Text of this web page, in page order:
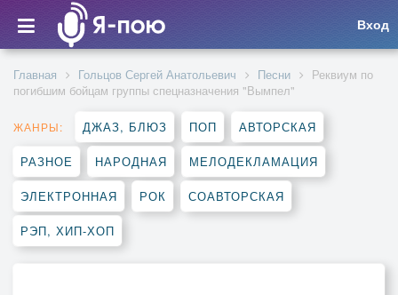
Вход
Главная Гольцов Сергей Анатольевич Песни
Реквиум по
погибшим бойцам группы спецназначения "Вымпел"
ЖАНРЫ: ДЖАЗ, БЛЮЗ ПОП АВТОРСКАЯ
РАЗНОЕ НАРОДНАЯ МЕЛОДЕКЛАМАЦИЯ
ЭЛЕКТРОННАЯ РОК СОАВТОРСКАЯ
РЭП, ХИП-ХОП